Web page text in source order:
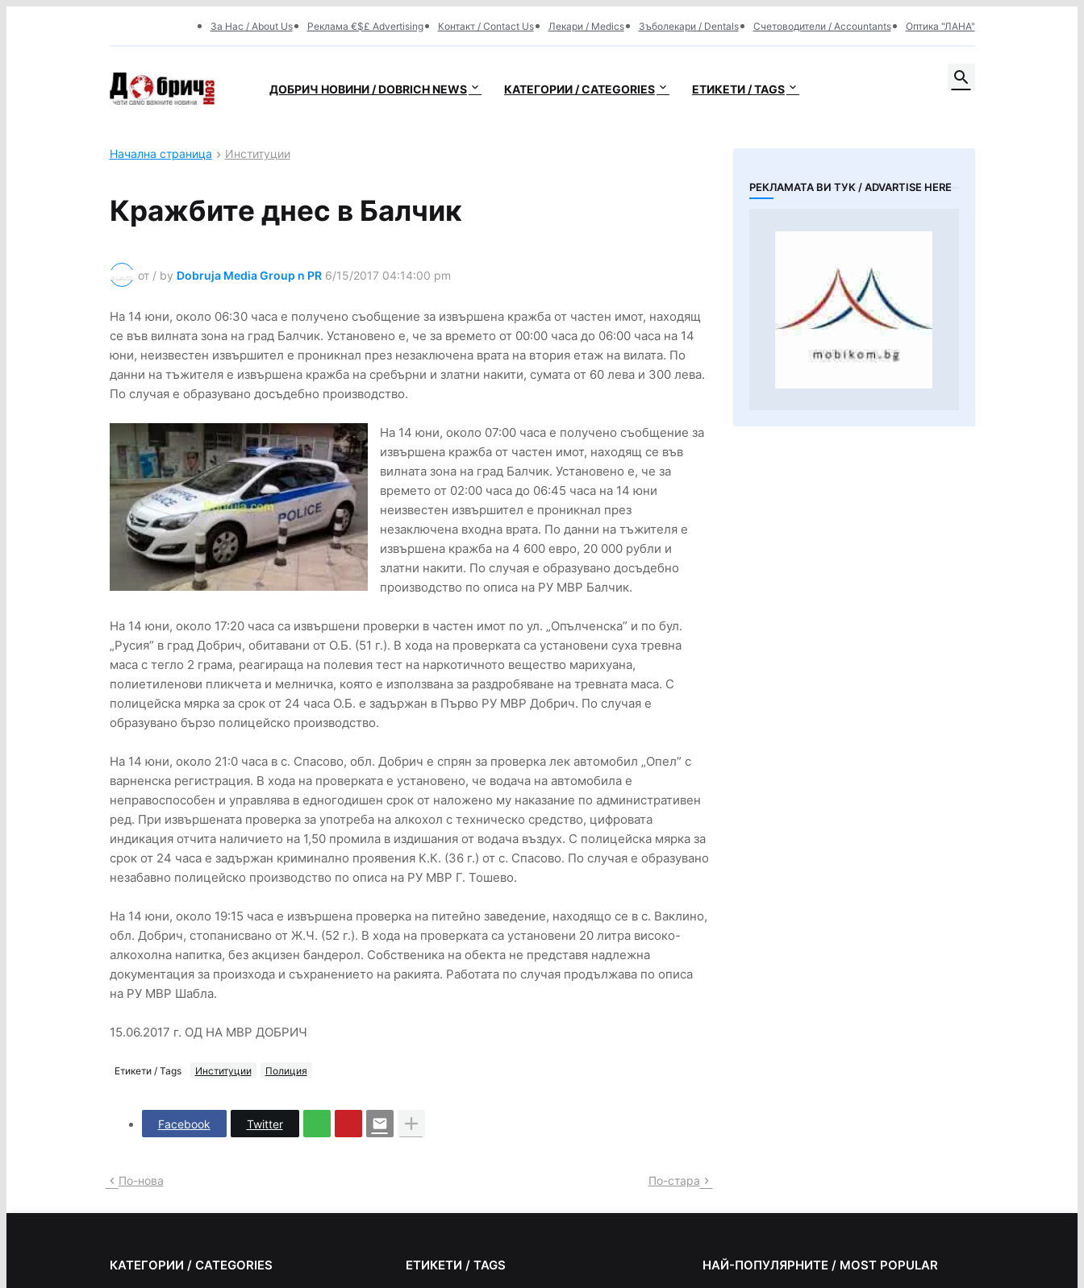
За Нас / About Us Реклама €$£ Advertising Контакт / Contact Us Лекари / Medics Зъболекари / Dentals Счетоводители / Accountants Оптика "ЛАНА"
ДОБРИЧ НОВИНИ / DOBRICH NEWS КАТЕГОРИИ / CATEGORIES ЕТИКЕТИ / TAGS
Начална страница Институции
Кражбите днес в Балчик
от / by Dobruja Media Group n PR 6/15/2017 04:14:00 pm
На 14 юни, около 06:30 часа е получено съобщение за извършена кражба от частен имот, находящ
се във вилната зона на град Балчик. Установено е, че за времето от 00:00 часа до 06:00 часа на 14
юни, неизвестен извършител е проникнал през незаключена врата на втория етаж на вилата. По
данни на тъжителя е извършена кражба на сребърни и златни накити, сумата от 60 лева и 300 лева.
По случая е образувано досъдебно производство.
На 14 юни, около 07:00 часа е получено съобщение за
извършена кражба от частен имот, находящ се във
вилната зона на град Балчик. Установено е, че за
времето от 02:00 часа до 06:45 часа на 14 юни
неизвестен извършител е проникнал през
незаключена входна врата. По данни на тъжителя е
извършена кражба на 4 600 евро, 20 000 рубли и
златни накити. По случая е образувано досъдебно
производство по описа на РУ МВР Балчик.
На 14 юни, около 17:20 часа са извършени проверки в частен имот по ул. „Опълченска” и по бул.
„Русия” в град Добрич, обитавани от О.Б. (51 г.). В хода на проверката са установени суха тревна
маса с тегло 2 грама, реагираща на полевия тест на наркотичното вещество марихуана,
полиетиленови пликчета и мелничка, която е използвана за раздробяване на тревната маса. С
полицейска мярка за срок от 24 часа О.Б. е задържан в Първо РУ МВР Добрич. По случая е
образувано бързо полицейско производство.
На 14 юни, около 21:0 часа в с. Спасово, обл. Добрич е спрян за проверка лек автомобил „Опел” с
варненска регистрация. В хода на проверката е установено, че водача на автомобила е
неправоспособен и управлява в едногодишен срок от наложено му наказание по административен
ред. При извършената проверка за употреба на алкохол с техническо средство, цифровата
индикация отчита наличието на 1,50 промила в издишания от водача въздух. С полицейска мярка за
срок от 24 часа е задържан криминално проявения К.К. (36 г.) от с. Спасово. По случая е образувано
незабавно полицейско производство по описа на РУ МВР Г. Тошево.
На 14 юни, около 19:15 часа е извършена проверка на питейно заведение, находящо се в с. Ваклино,
обл. Добрич, стопанисвано от Ж.Ч. (52 г.). В хода на проверката са установени 20 литра високо-
алкохолна напитка, без акцизен бандерол. Собственика на обекта не представя надлежна
документация за произхода и съхранението на ракията. Работата по случая продължава по описа
на РУ МВР Шабла.
15.06.2017 г. ОД НА МВР ДОБРИЧ
Етикети / Tags Институции Полиция
Facebook Twitter
По-нова По-стара
РЕКЛАМАТА ВИ ТУК / ADVARTISE HERE
КАТЕГОРИИ / CATEGORIES ЕТИКЕТИ / TAGS НАЙ-ПОПУЛЯРНИТЕ / MOST POPULAR